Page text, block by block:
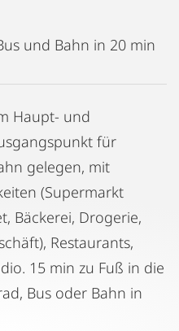
und Bahn in 20 min
Haupt- und
für
gelegen, mit
(Supermarkt
Bäckerei, Drogerie,
Restaurants,
15 min zu Fuß in die
Bus oder Bahn in